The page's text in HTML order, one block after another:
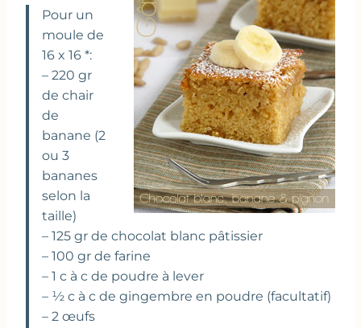
Pour un
moule de
16 x 16 *:
– 220 gr
de chair
de
banane (2
ou 3
bananes
selon la
taille)
– 125 gr de chocolat blanc pâtissier
– 100 gr de farine
– 1 c à c de poudre à lever
– ½ c à c de gingembre en poudre (facultatif)
– 2 œufs